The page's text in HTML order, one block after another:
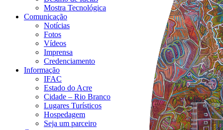
Mostra Tecnológica
Comunicação
Notícias
Fotos
Vídeos
Imprensa
Credenciamento
Informação
IFAC
Estado do Acre
Cidade – Rio Branco
Lugares Turísticos
Hospedagem
Seja um parceiro